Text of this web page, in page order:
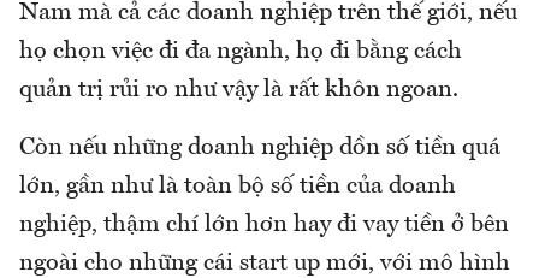
Nam mà cả các doanh nghiệp trên thế giới, nếu
họ chọn việc đi đa ngành, họ đi bằng cách
quản trị rủi ro như vậy là rất khôn ngoan.
Còn nếu những doanh nghiệp dồn số tiền quá
lớn, gần như là toàn bộ số tiền của doanh
nghiệp, thậm chí lớn hơn hay đi vay tiền ở bên
ngoài cho những cái start up mới, với mô hình